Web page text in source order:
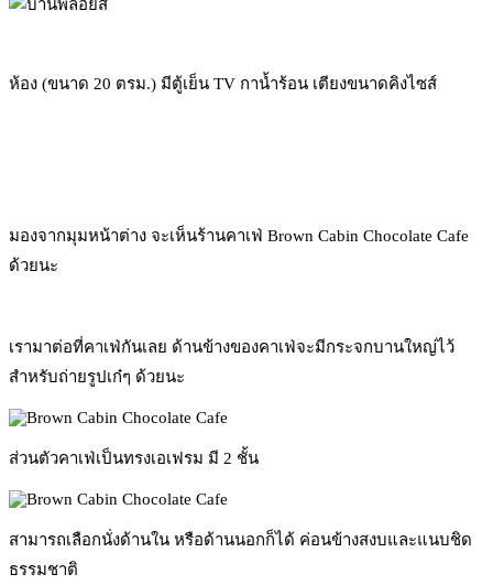
ห้อง (ขนาด 20 ตรม.) มีตู้เย็น TV กาน้ำร้อน เตียงขนาดคิงไซส์
มองจากมุมหน้าต่าง จะเห็นร้านคาเฟ่ Brown Cabin Chocolate Cafe
ด้วยนะ
เรามาต่อที่คาเฟ่กันเลย ด้านข้างของคาเฟ่จะมีกระจกบานใหญ่ไว้
สำหรับถ่ายรูปเก๋ๆ ด้วยนะ
ส่วนตัวคาเฟ่เป็นทรงเอเฟรม มี 2 ชั้น
สามารถเลือกนั่งด้านใน หรือด้านนอกก็ได้ ค่อนข้างสงบและแนบชิด
ธรรมชาติ